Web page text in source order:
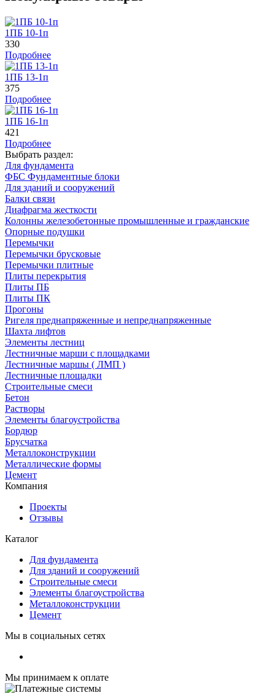
1ПБ 10-1п
330
Подробнее
1ПБ 13-1п
375
Подробнее
1ПБ 16-1п
421
Подробнее
Выбрать раздел:
Для фундамента
ФБС Фундаментные блоки
Для зданий и сооружений
Балки связи
Диафрагма жесткости
Колонны железобетонные промышленные и гражданские
Опорные подушки
Перемычки
Перемычки брусковые
Перемычки плитные
Плиты перекрытия
Плиты ПБ
Плиты ПК
Прогоны
Ригеля преднапряженные и непреднапряженные
Шахта лифтов
Элементы лестниц
Лестничные марши с площадками
Лестничные маршы ( ЛМП )
Лестничные площадки
Строительные смеси
Бетон
Растворы
Элементы благоустройства
Бордюр
Брусчатка
Металлоконструкции
Металлические формы
Цемент
Компания
Проекты
Отзывы
Каталог
Для фундамента
Для зданий и сооружений
Строительные смеси
Элементы благоустройства
Металлоконструкции
Цемент
Мы в социальных сетях
Мы принимаем к оплате